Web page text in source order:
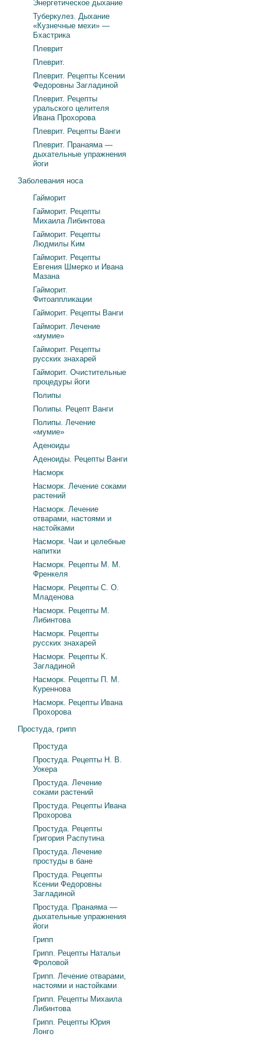
Энергетическое дыхание
Туберкулез. Дыхание
«Кузнечные мехи» —
Бхастрика
Плеврит
Плеврит.
Плеврит. Рецепты Ксении
Федоровны Загладиной
Плеврит. Рецепты
уральского целителя
Ивана Прохорова
Плеврит. Рецепты Ванги
Плеврит. Пранаяма —
дыхательные упражнения
йоги
Заболевания носа
Гайморит
Гайморит. Рецепты
Михаила Либинтова
Гайморит. Рецепты
Людмилы Ким
Гайморит. Рецепты
Евгения Шмерко и Ивана
Мазана
Гайморит.
Фитоаппликации
Гайморит. Рецепты Ванги
Гайморит. Лечение
«мумие»
Гайморит. Рецепты
русских знахарей
Гайморит. Очистительные
процедуры йоги
Полипы
Полипы. Рецепт Ванги
Полипы. Лечение
«мумие»
Аденоиды
Аденоиды. Рецепты Ванги
Насморк
Насморк. Лечение соками
растений
Насморк. Лечение
отварами, настоями и
настойками
Насморк. Чаи и целебные
напитки
Насморк. Рецепты М. М.
Френкеля
Насморк. Рецепты С. О.
Младенова
Насморк. Рецепты М.
Либинтова
Насморк. Рецепты
русских знахарей
Насморк. Рецепты К.
Загладиной
Насморк. Рецепты П. М.
Куреннова
Насморк. Рецепты Ивана
Прохорова
Простуда, грипп
Простуда
Простуда. Рецепты Н. В.
Уокера
Простуда. Лечение
соками растений
Простуда. Рецепты Ивана
Прохорова
Простуда. Рецепты
Григория Распутина
Простуда. Лечение
простуды в бане
Простуда. Рецепты
Ксении Федоровны
Загладиной
Простуда. Пранаяма —
дыхательные упражнения
йоги
Грипп
Грипп. Рецепты Натальи
Фроловой
Грипп. Лечение отварами,
настоями и настойками
Грипп. Рецепты Михаила
Либинтова
Грипп. Рецепты Юрия
Лонго